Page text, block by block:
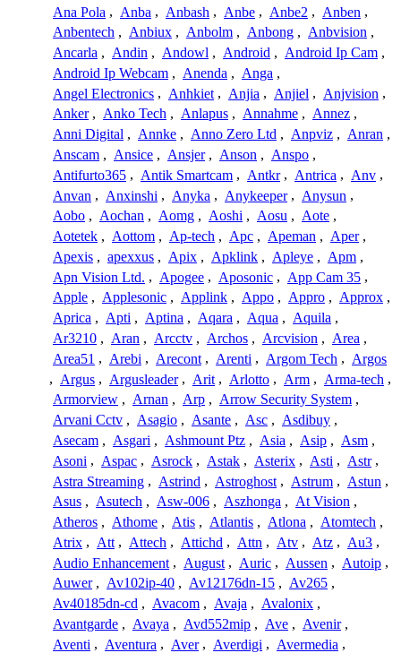
Ana Pola , Anba , Anbash , Anbe , Anbe2 , Anben ,
Anbentech , Anbiux , Anbolm , Anbong , Anbvision ,
Ancarla , Andin , Andowl , Android , Android Ip Cam ,
Android Ip Webcam , Anenda , Anga ,
Angel Electronics , Anhkiet , Anjia , Anjiel , Anjvision ,
Anker , Anko Tech , Anlapus , Annahme , Annez ,
Anni Digital , Annke , Anno Zero Ltd , Anpviz , Anran ,
Anscam , Ansice , Ansjer , Anson , Anspo ,
Antifurto365 , Antik Smartcam , Antkr , Antrica , Anv ,
Anvan , Anxinshi , Anyka , Anykeeper , Anysun ,
Aobo , Aochan , Aomg , Aoshi , Aosu , Aote ,
Aotetek , Aottom , Ap-tech , Apc , Apeman , Aper ,
Apexis , apexxus , Apix , Apklink , Apleye , Apm ,
Apn Vision Ltd. , Apogee , Aposonic , App Cam 35 ,
Apple , Applesonic , Applink , Appo , Appro , Approx ,
Aprica , Apti , Aptina , Aqara , Aqua , Aquila ,
Ar3210 , Aran , Arcctv , Archos , Arcvision , Area ,
Area51 , Arebi , Arecont , Arenti , Argom Tech , Argos
, Argus , Argusleader , Arit , Arlotto , Arm , Arma-tech ,
Armorview , Arnan , Arp , Arrow Security System ,
Arvani Cctv , Asagio , Asante , Asc , Asdibuy ,
Asecam , Asgari , Ashmount Ptz , Asia , Asip , Asm ,
Asoni , Aspac , Asrock , Astak , Asterix , Asti , Astr ,
Astra Streaming , Astrind , Astroghost , Astrum , Astun ,
Asus , Asutech , Asw-006 , Aszhonga , At Vision ,
Atheros , Athome , Atis , Atlantis , Atlona , Atomtech ,
Atrix , Att , Attech , Attichd , Attn , Atv , Atz , Au3 ,
Audio Enhancement , August , Auric , Aussen , Autoip ,
Auwer , Av102ip-40 , Av12176dn-15 , Av265 ,
Av40185dn-cd , Avacom , Avaja , Avalonix ,
Avantgarde , Avaya , Avd552mip , Ave , Avenir ,
Aventi , Aventura , Aver , Averdigi , Avermedia ,